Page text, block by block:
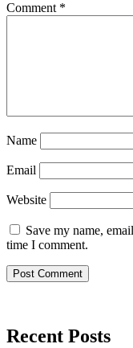
Comment *
Name
Email
Website
Save my name,
time I comment.
Recent Posts